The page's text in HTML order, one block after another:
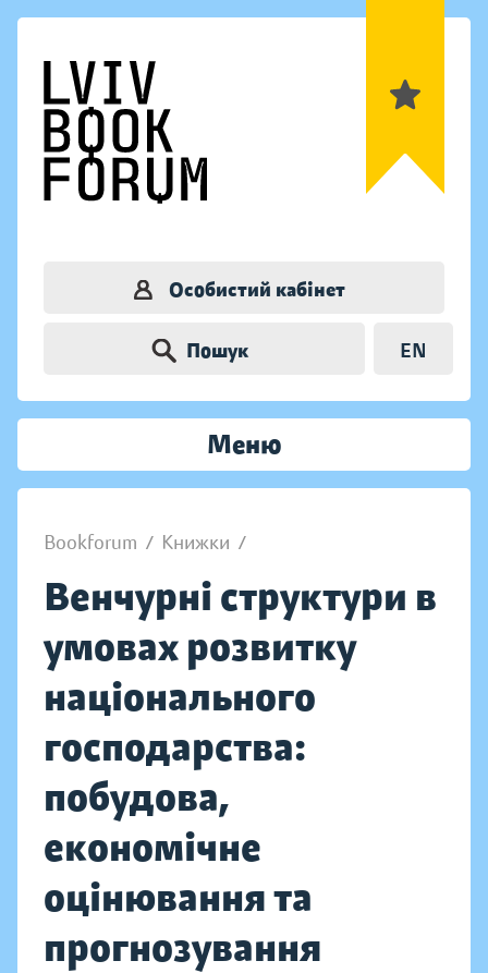
Особистий кабінет
Пошук EN
Меню
Bookforum / Книжки /
Венчурні структури в
умовах розвитку
національного
господарства:
побудова,
економічне
оцінювання та
прогнозування